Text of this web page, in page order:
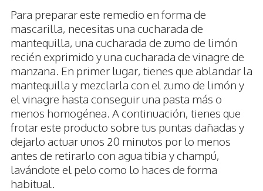
Para preparar este remedio en forma de
mascarilla, necesitas una cucharada de
mantequilla, una cucharada de zumo de limón
recién exprimido y una cucharada de vinagre de
manzana. En primer lugar, tienes que ablandar la
mantequilla y mezclarla con el zumo de limón y
el vinagre hasta conseguir una pasta más o
menos homogénea. A continuación, tienes que
frotar este producto sobre tus puntas dañadas y
dejarlo actuar unos 20 minutos por lo menos
antes de retirarlo con agua tibia y champú,
lavándote el pelo como lo haces de forma
habitual.